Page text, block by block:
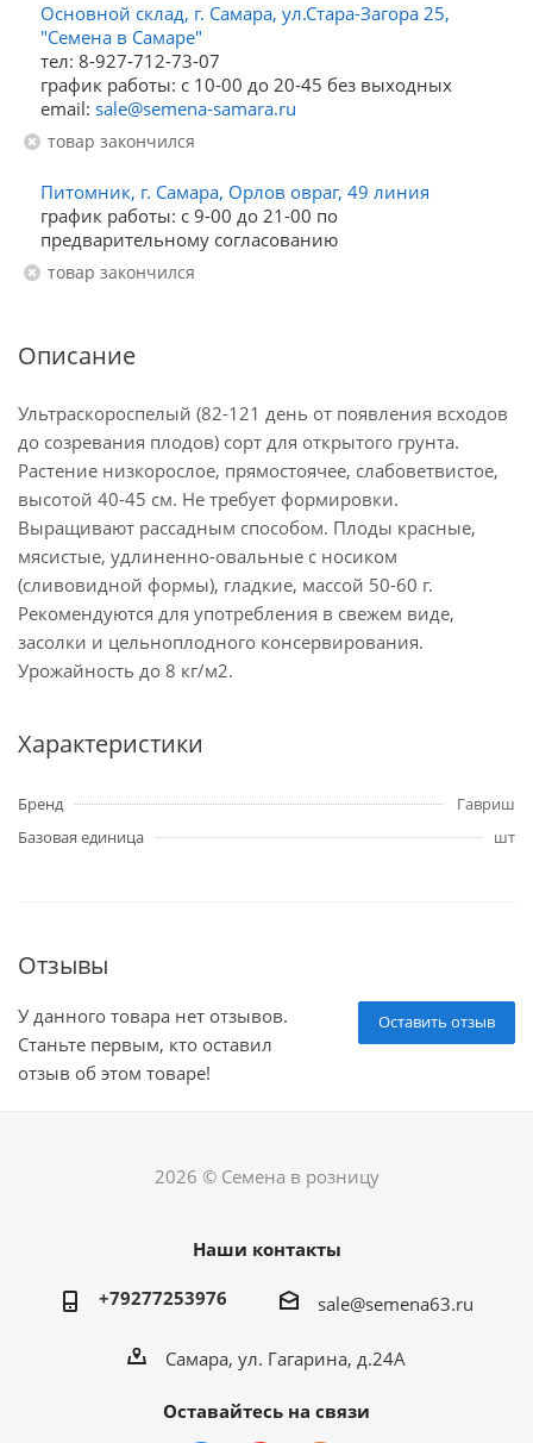
Основной склад, г. Самара, ул.Стара-Загора 25,
"Семена в Самаре"
тел: 8-927-712-73-07
график работы: с 10-00 до 20-45 без выходных
email: sale@semena-samara.ru
Товар закончился
Питомник, г. Самара, Орлов овраг, 49 линия
график работы: с 9-00 до 21-00 по
предварительному согласованию
Товар закончился
Описание
Ультраскороспелый (82-121 день от появления всходов
до созревания плодов) сорт для открытого грунта.
Растение низкорослое, прямостоячее, слабоветвистое,
высотой 40-45 см. Не требует формировки.
Выращивают рассадным способом. Плоды красные,
мясистые, удлиненно-овальные с носиком
(сливовидной формы), гладкие, массой 50-60 г.
Рекомендуются для употребления в свежем виде,
засолки и цельноплодного консервирования.
Урожайность до 8 кг/м2.
Характеристики
Бренд
Гавриш
Базовая единица
шт
Отзывы
Оставить отзыв
У данного товара нет отзывов.
Станьте первым, кто оставил
отзыв об этом товаре!
2026 © Семена в розницу
Наши контакты
+79277253976 sale@semena63.ru
Самара, ул. Гагарина, д.24А
Оставайтесь на связи